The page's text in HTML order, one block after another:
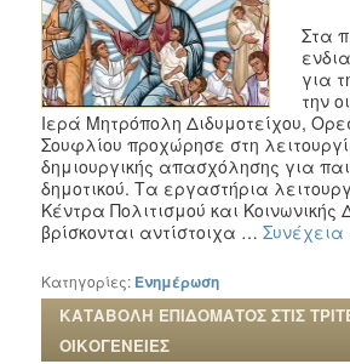
Στα
για
την
Ιερά Μητρόπολη Διδυμοτείχου,
Σουφλίου προχώρησε στη
δημιουργικής απασχόλησης για
δημοτικού. Τα εργαστήρια
Κέντρα Πολιτισμού και Κοινωνικής
βρίσκονται αντίστοιχα …Συνέχεια
Κατηγορίες: Ενημέρωση
ΚΑΤΑΒΟΛΗ ΕΠΙΔΟΜΑΤΟΣ ΣΤΙΣ
ΟΙΚΟΓΕΝΕΙΕΣ